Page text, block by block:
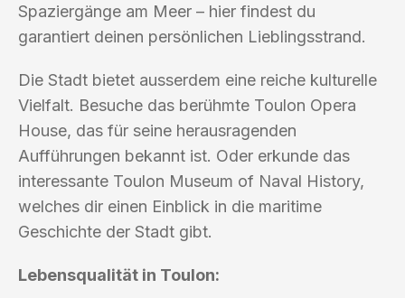
Spaziergänge am Meer – hier findest du
garantiert deinen persönlichen Lieblingsstrand.
Die Stadt bietet ausserdem eine reiche kulturelle
Vielfalt. Besuche das berühmte Toulon Opera
House, das für seine herausragenden
Aufführungen bekannt ist. Oder erkunde das
interessante Toulon Museum of Naval History,
welches dir einen Einblick in die maritime
Geschichte der Stadt gibt.
Lebensqualität in Toulon: